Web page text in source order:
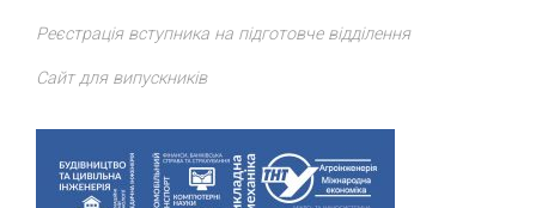
Реєстрація вступника на підготовче відділення
Сайт для випускників